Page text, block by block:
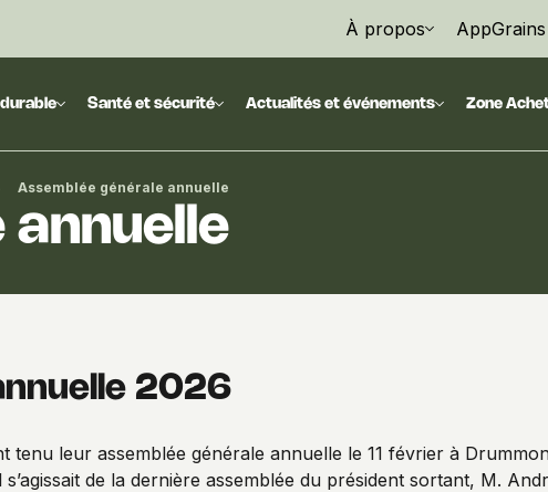
À propos AppGrains
Santé et sécurité Actualités et événements Zone
Assemblée générale annuelle
annuelle
2026
tenu leur assemblée générale annuelle le 11 février à
de la dernière assemblée du président sortant, M.